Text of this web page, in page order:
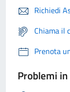
Richiedi
Chiama il
Prenota
Problemi